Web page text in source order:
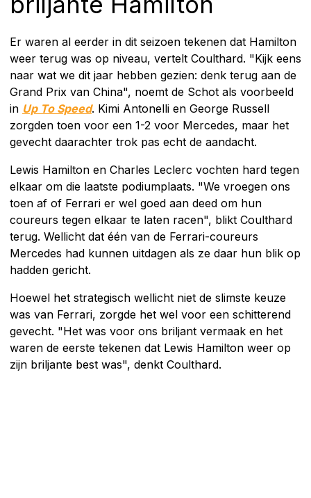
Er waren al eerder in dit seizoen tekenen dat Hamilton
weer terug was op niveau, vertelt Coulthard. "Kijk eens
naar wat we dit jaar hebben gezien: denk terug aan de
Grand Prix van China", noemt de Schot als voorbeeld
in Up To Speed. Kimi Antonelli en George Russell
zorgden toen voor een 1-2 voor Mercedes, maar het
gevecht daarachter trok pas echt de aandacht.
Lewis Hamilton en Charles Leclerc vochten hard tegen
elkaar om die laatste podiumplaats. "We vroegen ons
toen af of Ferrari er wel goed aan deed om hun
coureurs tegen elkaar te laten racen", blikt Coulthard
terug. Wellicht dat één van de Ferrari-coureurs
Mercedes had kunnen uitdagen als ze daar hun blik op
hadden gericht.
Hoewel het strategisch wellicht niet de slimste keuze
was van Ferrari, zorgde het wel voor een schitterend
gevecht. "Het was voor ons briljant vermaak en het
waren de eerste tekenen dat Lewis Hamilton weer op
zijn briljante best was", denkt Coulthard.